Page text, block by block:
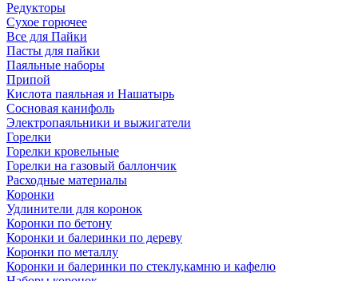
Редукторы
Сухое горючее
Все для Пайки
Пасты для пайки
Паяльные наборы
Припой
Кислота паяльная и Нашатырь
Сосновая канифоль
Электропаяльники и выжигатели
Горелки
Горелки кровельные
Горелки на газовый баллончик
Расходные материалы
Коронки
Удлинители для коронок
Коронки по бетону
Коронки и балеринки по дереву
Коронки по металлу
Коронки и балеринки по стеклу,камню и кафелю